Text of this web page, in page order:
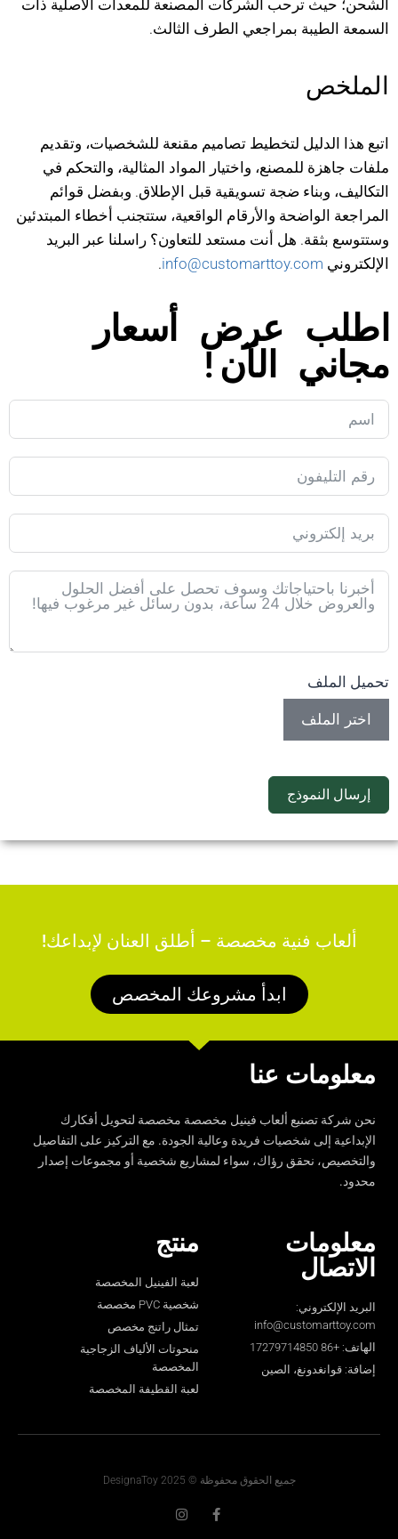
الشحن؛ حيث ترحب الشركات المصنعة للمعدات الأصلية ذات
السمعة الطيبة بمراجعي الطرف الثالث.
الملخص
اتبع هذا الدليل لتخطيط تصاميم مقنعة للشخصيات، وتقديم
ملفات جاهزة للمصنع، واختيار المواد المثالية، والتحكم في
التكاليف، وبناء ضجة تسويقية قبل الإطلاق. وبفضل قوائم
المراجعة الواضحة والأرقام الواقعية، ستتجنب أخطاء المبتدئين
وستتوسع بثقة. هل أنت مستعد للتعاون؟ راسلنا عبر البريد
الإلكتروني info@customarttoy.com
.
اطلب عرض أسعار
مجاني الآن!
تحميل الملف
اختر الملف
إرسال النموذج
ألعاب فنية مخصصة – أطلق العنان لإبداعك!
ابدأ مشروعك المخصص
معلومات عنا
نحن شركة تصنيع ألعاب فينيل مخصصة مخصصة لتحويل أفكارك
الإبداعية إلى شخصيات فريدة وعالية الجودة. مع التركيز على التفاصيل
والتخصيص، نحقق رؤاك، سواء لمشاريع شخصية أو مجموعات إصدار
محدود.
معلومات
الاتصال
البريد الإلكتروني:
info@customarttoy.com
الهاتف: +86 17279714850
إضافة: قوانغدونغ، الصين
منتج
لعبة الفينيل المخصصة
شخصية PVC مخصصة
تمثال راتنج مخصص
منحوتات الألياف الزجاجية
المخصصة
لعبة القطيفة المخصصة
جميع الحقوق محفوظة © 2025 DesignaToy